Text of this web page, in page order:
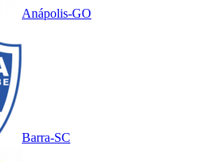
Anápolis-GO
Barra-SC